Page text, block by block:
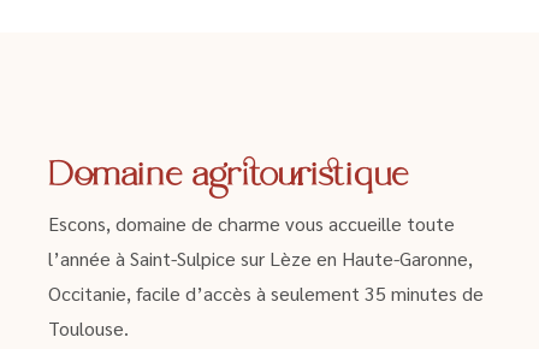
Domaine agritouristique
Escons, domaine de charme vous accueille toute
l’année à Saint-Sulpice sur Lèze en Haute-Garonne,
Occitanie, facile d’accès à seulement 35 minutes de
Toulouse.